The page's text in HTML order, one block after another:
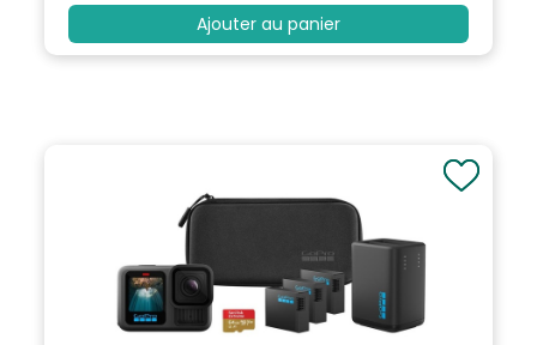
Ajouter au panier